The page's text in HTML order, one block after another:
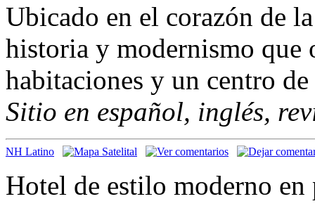
Ubicado en el corazón de
historia y modernismo que
habitaciones y un centro
Sitio en español, inglés,
NH Latino
Hotel de estilo moderno